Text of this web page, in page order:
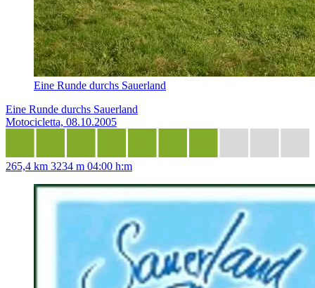
Eine Runde durchs Sauerland
Eine Runde durchs Sauerland
Motocicletta, 08.10.2005
265,4 km 3234 m 04:00 h:m